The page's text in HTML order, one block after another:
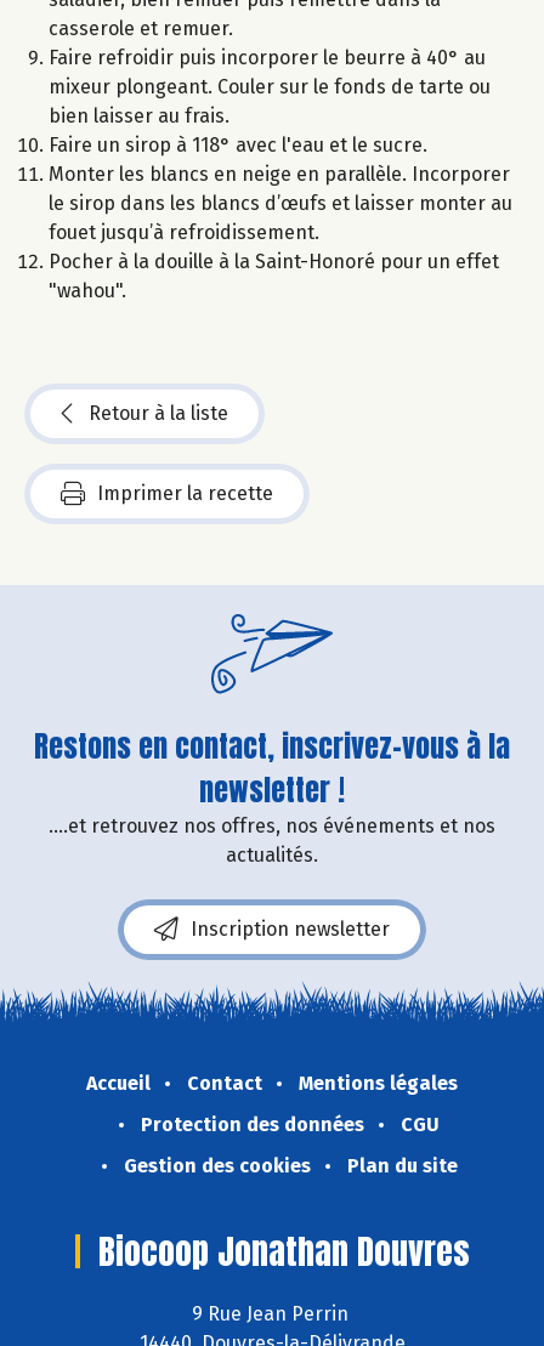
casserole et remuer.
Faire refroidir puis incorporer le beurre à 40° au
mixeur plongeant. Couler sur le fonds de tarte ou
bien laisser au frais.
Faire un sirop à 118° avec l'eau et le sucre.
Monter les blancs en neige en parallèle. Incorporer
le sirop dans les blancs d’œufs et laisser monter au
fouet jusqu’à refroidissement.
Pocher à la douille à la Saint-Honoré pour un effet
"wahou".
Retour à la liste
Imprimer la recette
Restons en contact, inscrivez-vous à la
newsletter !
....et retrouvez nos offres, nos événements et nos
actualités.
Inscription newsletter
Accueil Contact
Mentions légales
Protection des données
CGU
Gestion des cookies
Plan du site
Biocoop Jonathan Douvres
9 Rue Jean Perrin